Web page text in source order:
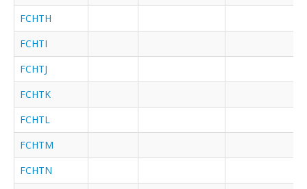
FCHTH
FCHTI
FCHTJ
FCHTK
FCHTL
FCHTM
FCHTN